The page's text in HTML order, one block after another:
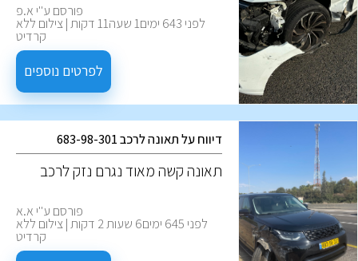
פורסם ע''י א.פ
לפני 643 ימים1 שעה11 דקות | צילום ללא
קרדיט
לפרטים נוספים
דיווח על תאונה לרכב 683-98-301
‏תאונה קשה מאוד נגרם נזק לרכב
פורסם ע''י א.א
לפני 645 ימים6 שעות 2 דקות | צילום ללא
קרדיט